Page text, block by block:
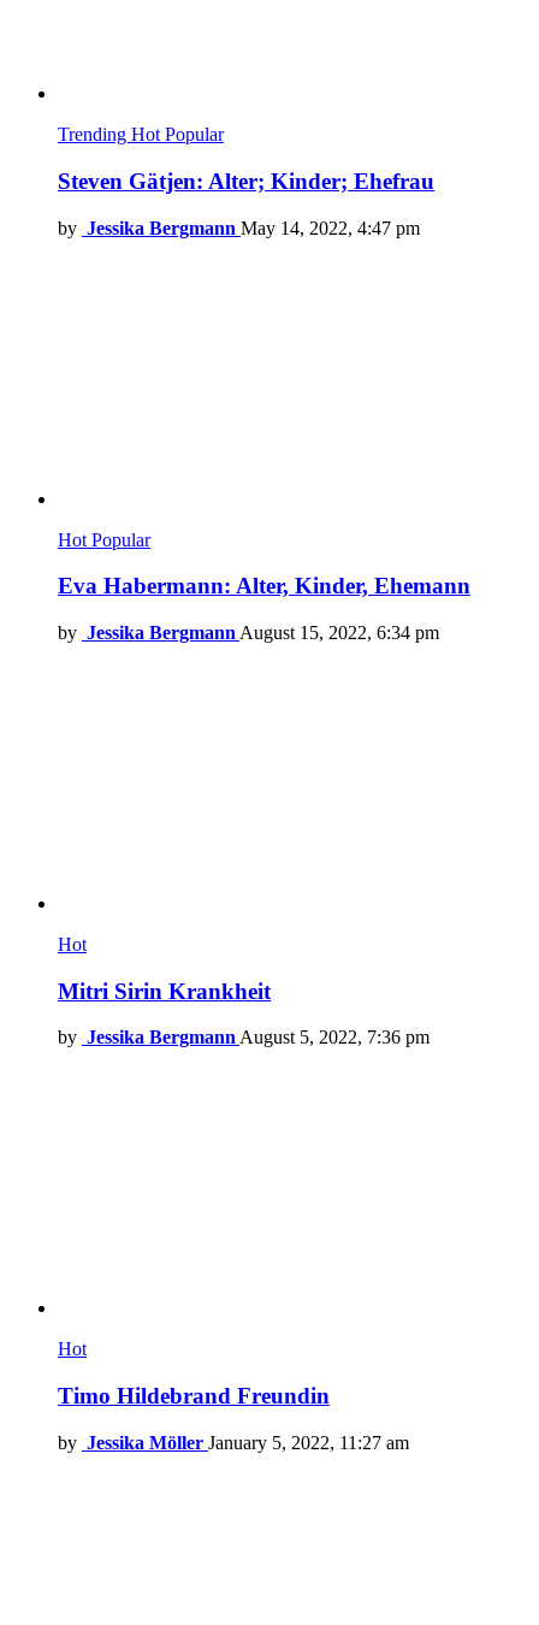
Trending Hot Popular
Steven Gätjen: Alter; Kinder; Ehefrau
by Jessika Bergmann May 14, 2022, 4:47 pm
Hot Popular
Eva Habermann: Alter, Kinder, Ehemann
by Jessika Bergmann August 15, 2022, 6:34 pm
Hot
Mitri Sirin Krankheit
by Jessika Bergmann August 5, 2022, 7:36 pm
Hot
Timo Hildebrand Freundin
by Jessika Möller January 5, 2022, 11:27 am